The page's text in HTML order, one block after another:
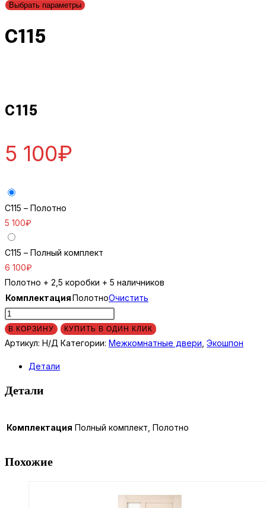
Выбрать параметры
C115
C115
5 100₽
C115 – Полотно
5 100₽
C115 – Полный комплект
6 100₽
Полотно + 2,5 коробки + 5 наличников
КомплектацияПолотноОчистить
Количество
товара
C115
В КОРЗИНУ КУПИТЬ В ОДИН КЛИК
Артикул: Н/Д Категории: Межкомнатные двери Экошпон
Детали
Детали
Комплектация Полный комплект, Полотно
Похожие